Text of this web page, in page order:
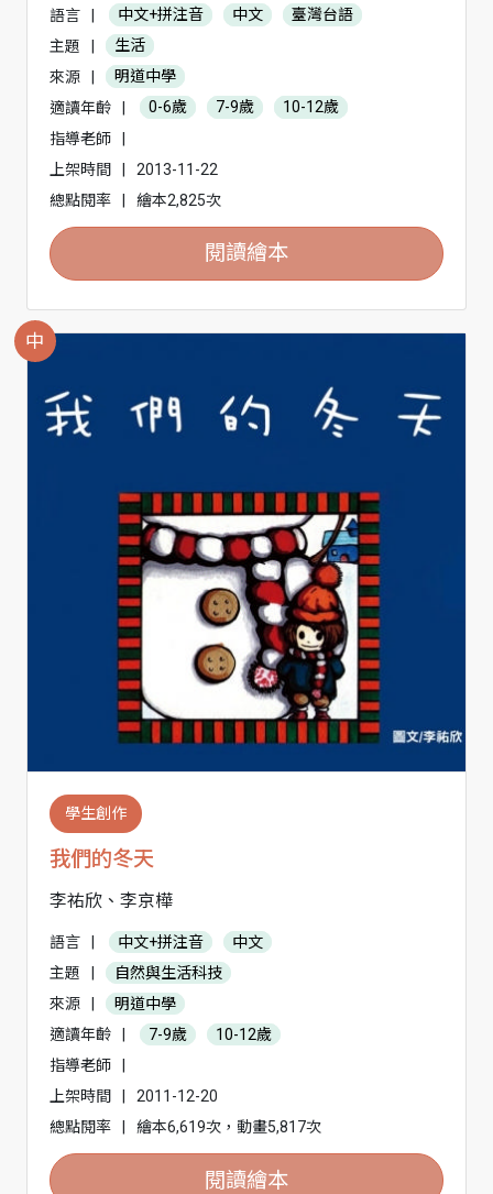
語言 中文+拼注音 中文
臺灣台語
主題
生活
來源
明道中學
適讀年齡
0-6歲 7-9歲
10-12歲
指導老師
上架時間
2013-11-22
總點閱率
繪本2,825次
閱讀繪本
中
學生創作
我們的冬天
李祐欣、李京樺
語言 中文+拼注音
中文
主題
自然與生活科技
來源
明道中學
適讀年齡
7-9歲
10-12歲
指導老師
上架時間
2011-12-20
總點閱率
繪本6,619次，動畫5,817次
閱讀繪本